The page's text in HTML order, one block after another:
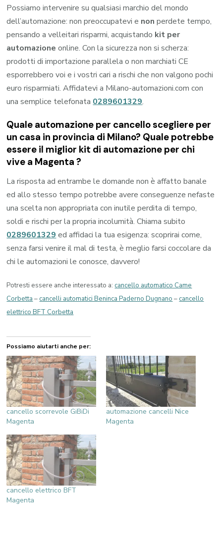
Possiamo intervenire su qualsiasi marchio del mondo
dell’automazione: non preoccupatevi e non perdete tempo,
pensando a velleitari risparmi, acquistando kit per
automazione online. Con la sicurezza non si scherza:
prodotti di importazione parallela o non marchiati CE
esporrebbero voi e i vostri cari a rischi che non valgono pochi
euro risparmiati. Affidatevi a Milano-automazioni.com con
una semplice telefonata 0289601329.
Quale automazione per cancello scegliere per
un casa in provincia di Milano? Quale potrebbe
essere il miglior kit di automazione per chi
vive a Magenta ?
La risposta ad entrambe le domande non è affatto banale
ed allo stesso tempo potrebbe avere conseguenze nefaste
una scelta non appropriata con inutile perdita di tempo,
soldi e rischi per la propria incolumità. Chiama subito
0289601329 ed affidaci la tua esigenza: scoprirai come,
senza farsi venire il mal di testa, è meglio farsi coccolare da
chi le automazioni le conosce, davvero!
Potresti essere anche interessato a:cancello automatico Came
Corbetta –cancelli automatici Beninca Paderno Dugnano –cancello
elettrico BFT Corbetta
Possiamo aiutarti anche per:
cancello scorrevole GiBiDi
Magenta
automazione cancelli Nice
Magenta
cancello elettrico BFT
Magenta